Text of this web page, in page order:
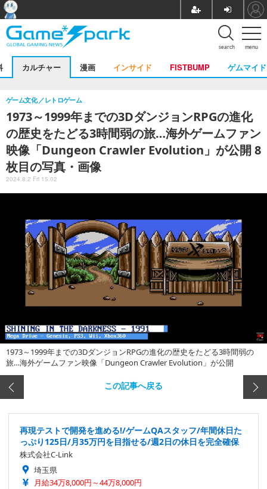
menu
search
カルチャー 漫画 インサイド FISTBUMP ゲムマイド
1973～1999年までの3DダンジョンRPGの進化
の歴史をたどる3時間弱の旅…海外ゲームファン
映像「Dungeon Crawler Evolution」が公開 8
枚目の写真・画像
ゲーム文化 レトロゲーム
2024.8.2 Fri 15:02
1973～1999年までの3DダンジョンRPGの進化の歴史をたどる3時間弱の
旅…海外ゲームファン映像「Dungeon Crawler Evolution」が公開
この記事へ戻る
再現テストで開発を進める!/ゲームQAスタッフ/年間休日た
っぷり125日/月35万円を目指せる/週2日の休日を完全確保
株式会社C-Link
埼玉県
月給34万8,000円～44万8,000円